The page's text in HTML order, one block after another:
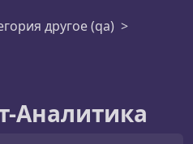
другое (qa)
Аналитика